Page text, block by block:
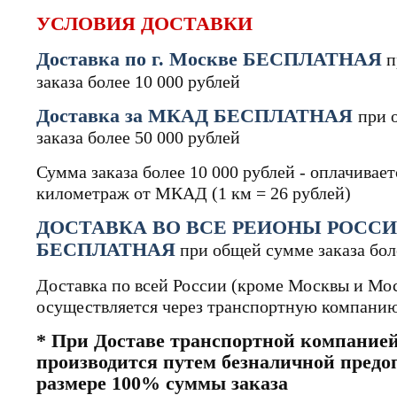
УСЛОВИЯ ДОСТАВКИ
Доставка по г. Москве БЕСПЛАТНАЯ
заказа более 10 000 рублей
Доставка за МКАД БЕСПЛАТНАЯ при
заказа более 50 000 рублей
Сумма заказа более 10 000 рублей -
километраж от МКАД (1 км = 26 рублей)
ДОСТАВКА ВО ВСЕ РЕИОНЫ
БЕСПЛАТНАЯ при общей сумме заказа
Доставка по всей России (кроме Москвы и
осуществляется через транспортную
* При Доставе транспортной
производится путем безналичной
размере 100% суммы заказа